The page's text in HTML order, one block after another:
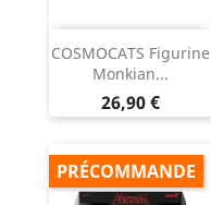
COSMOCATS Figurine
Monkian...
Prix
26,90 €
PRÉCOMMANDE